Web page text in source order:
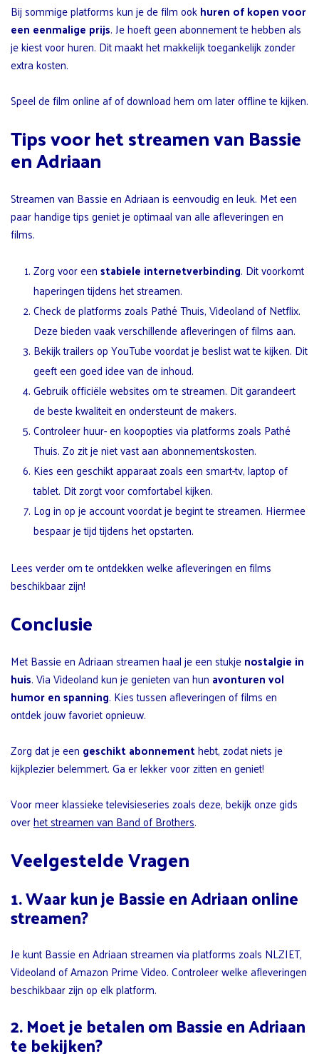
Bij sommige platforms kun je de film ookhuren of kopen voor
een eenmalige prijs. Je hoeft geen abonnement te hebben als
je kiest voor huren. Dit maakt het makkelijk toegankelijk zonder
extra kosten.
Speel de film online af of download hem om later offline te kijken.
Tips voor het streamen van Bassie
en Adriaan
Streamen van Bassie en Adriaan is eenvoudig en leuk. Met een
paar handige tips geniet je optimaal van alle afleveringen en
films.
Zorg voor eenstabiele internetverbinding. Dit voorkomt
haperingen tijdens het streamen.
Check de platforms zoals Pathé Thuis, Videoland of Netflix.
Deze bieden vaak verschillende afleveringen of films aan.
Bekijk trailers op YouTube voordat je beslist wat te kijken. Dit
geeft een goed idee van de inhoud.
Gebruik officiële websites om te streamen. Dit garandeert
de beste kwaliteit en ondersteunt de makers.
Controleer huur- en koopopties via platforms zoals Pathé
Thuis. Zo zit je niet vast aan abonnementskosten.
Kies een geschikt apparaat zoals een smart-tv, laptop of
tablet. Dit zorgt voor comfortabel kijken.
Log in op je account voordat je begint te streamen. Hiermee
bespaar je tijd tijdens het opstarten.
Lees verder om te ontdekken welke afleveringen en films
beschikbaar zijn!
Conclusie
Met Bassie en Adriaan streamen haal je een stukjenostalgie in
huis. Via Videoland kun je genieten van hun avonturen vol
humor en spanning. Kies tussen afleveringen of films en
ontdek jouw favoriet opnieuw.
Zorg dat je een geschikt abonnementhebt, zodat niets je
kijkplezier belemmert. Ga er lekker voor zitten en geniet!
Voor meer klassieke televisieseries zoals deze, bekijk onze gids
overhet streamen van Band of Brothers.
Veelgestelde Vragen
1. Waar kun je Bassie en Adriaan online
streamen?
Je kunt Bassie en Adriaan streamen via platforms zoals NLZIET,
Videoland of Amazon Prime Video. Controleer welke afleveringen
beschikbaar zijn op elk platform.
2. Moet je betalen om Bassie en Adriaan
te bekijken?